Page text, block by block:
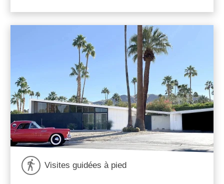
Visites guidées à pied